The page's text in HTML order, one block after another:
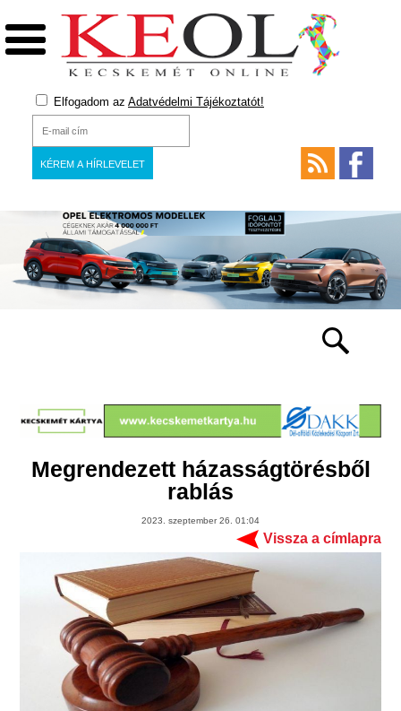
Elfogadom az Adatvédelmi Tájékoztatót!
Megrendezett házasságtörésből
rablás
2023. szeptember 26. 01:04
Vissza a címlapra